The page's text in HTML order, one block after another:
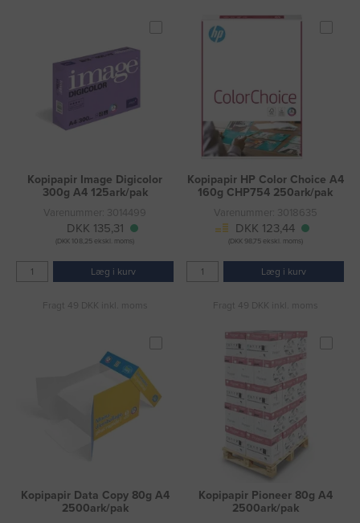
Kopipapir Image Digicolor
300g A4 125ark/pak
Varenummer: 3014499
DKK 135,31
(DKK 108,25 ekskl. moms)
Læg i kurv
Fragt 49 DKK inkl. moms
Kopipapir HP Color Choice A4
160g CHP754 250ark/pak
Varenummer: 3018635
DKK 123,44
(DKK 98,75 ekskl. moms)
Læg i kurv
Fragt 49 DKK inkl. moms
Kopipapir Data Copy 80g A4
2500ark/pak
Kopipapir Pioneer 80g A4
2500ark/pak